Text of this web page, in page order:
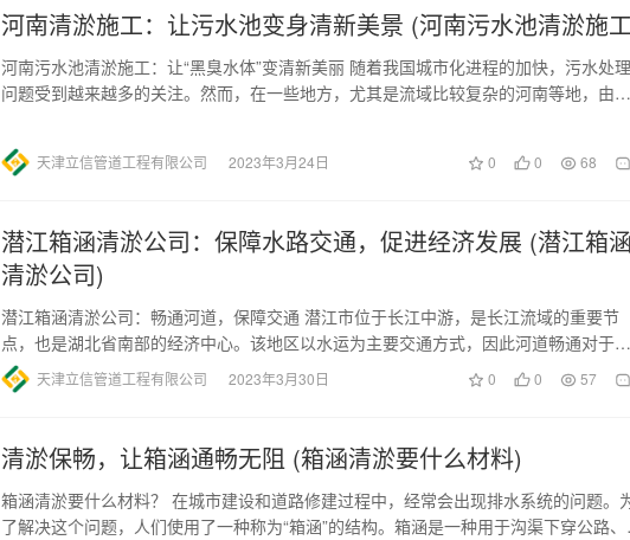
河南清淤施工：让污水池变身清新美景 (河南污水池清淤施
河南污水池清淤施工：让“黑臭水体”变清新美丽 随着我国城市化进程的加快，污水处理
问题受到越来越多的关注。然而，在一些地方，尤其是流域比较复杂的河南等地，由于
天津立信管道工程有限公司 2023年3月24日 0 0 68
潜江箱涵清淤公司：保障水路交通，促进经济发展 (潜江箱涵
清淤公司)
潜江箱涵清淤公司：畅通河道，保障交通 潜江市位于长江中游，是长江流域的重要节
点，也是湖北省南部的经济中心。该地区以水运为主要交通方式，因此河道畅通对于当
地经济发展至关重要。然而，随…
天津立信管道工程有限公司 2023年3月30日 0 0 57
清淤保畅，让箱涵通畅无阻 (箱涵清淤要什么材料)
箱涵清淤要什么材料？ 在城市建设和道路修建过程中，经常会出现排水系统的问题。
了解决这个问题，人们使用了一种称为“箱涵”的结构。箱涵是一种用于沟渠下穿公路、